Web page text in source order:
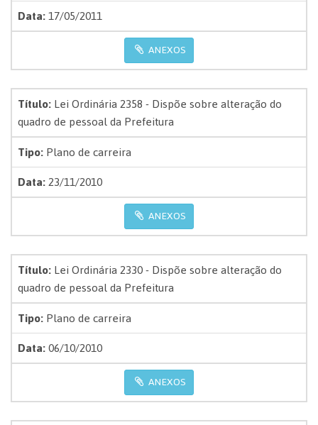
Data:17/05/2011
ANEXOS
Título:Lei Ordinária 2358 - Dispõe sobre alteração do
quadro de pessoal da Prefeitura
Tipo:Plano de carreira
Data:23/11/2010
ANEXOS
Título:Lei Ordinária 2330 - Dispõe sobre alteração do
quadro de pessoal da Prefeitura
Tipo:Plano de carreira
Data:06/10/2010
ANEXOS